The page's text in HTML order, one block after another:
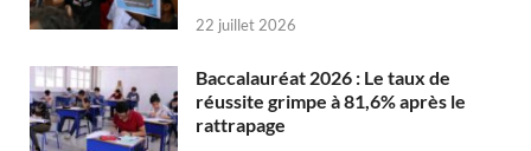
22 juillet 2026
Baccalauréat 2026 : Le taux de
réussite grimpe à 81,6% après le
rattrapage